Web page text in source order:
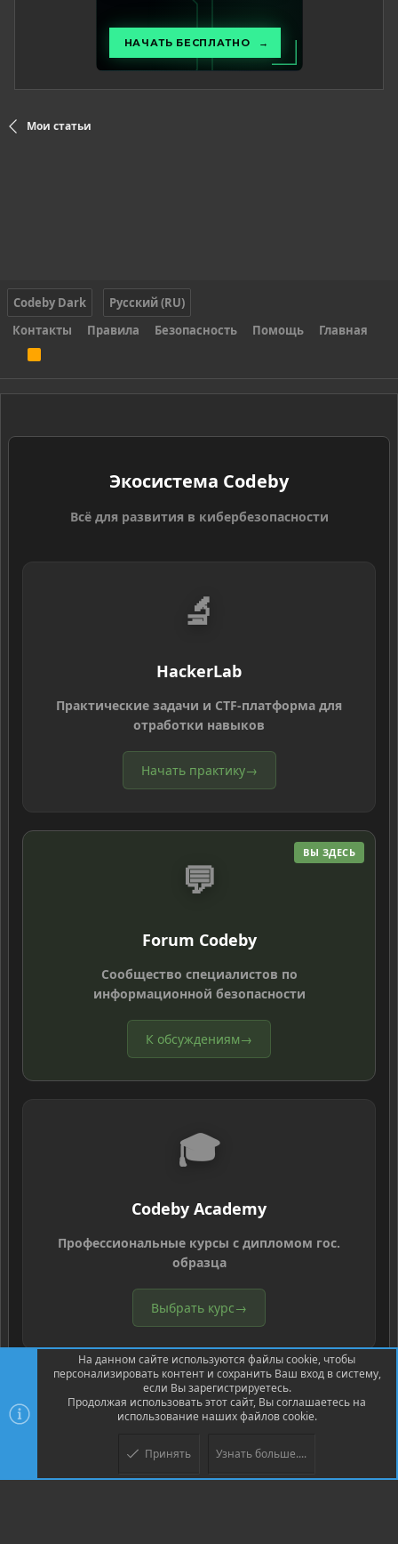
Мои статьи
Codeby Dark
Русский (RU)
Контакты
Правила Безопасность Помощь Главная
S
Экосистема Codeby
Всё для развития в кибербезопасности
🔬
HackerLab
Практические задачи и CTF-платформа для
отработки навыков
Начать практику→
ВЫ ЗДЕСЬ
💬
Forum Codeby
Сообщество специалистов по
информационной безопасности
К обсуждениям→
🎓
Codeby Academy
Профессиональные курсы с дипломом гос.
образца
Выбрать курс→
Community platform by XenForo ® © 2010-2026 XenForo Ltd.
© Jason Axelrod of 8WAYRUN
На данном сайте используются файлы cookie, чтобы
персонализировать контент и сохранить Ваш вход в систему,
если Вы зарегистрируетесь.
Продолжая использовать этот сайт, Вы соглашаетесь на
использование наших файлов cookie.
Принять Узнать больше....